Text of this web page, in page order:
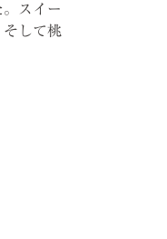
スイー
して桃